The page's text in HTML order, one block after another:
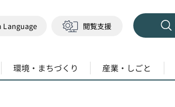
Language 閲覧支援
環境・まちづくり 産業・しごと